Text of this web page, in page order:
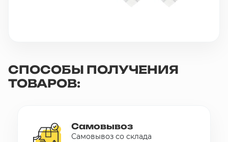
СПОСОБЫ ПОЛУЧЕНИЯ
ТОВАРОВ:
Самовывоз
Самовывоз со склада